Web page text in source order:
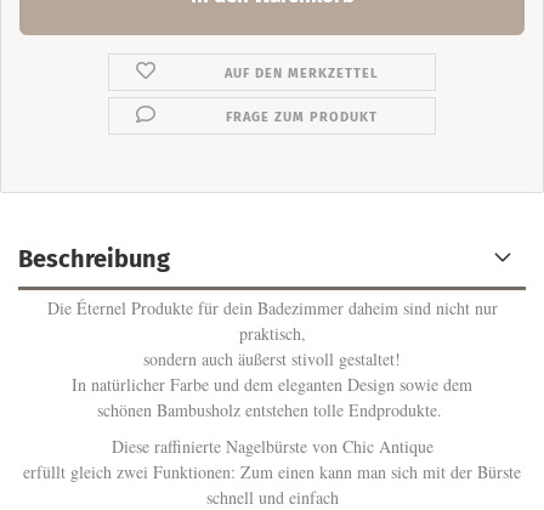
AUF DEN MERKZETTEL
FRAGE ZUM PRODUKT
Beschreibung
Die Éternel Produkte für dein Badezimmer daheim sind nicht nur
praktisch,
sondern auch äußerst stivoll gestaltet!
In natürlicher Farbe und dem eleganten Design sowie dem
schönen Bambusholz entstehen tolle Endprodukte.
Diese raffinierte Nagelbürste von Chic Antique
erfüllt gleich zwei Funktionen: Zum einen kann man sich mit der Bürste
schnell und einfach